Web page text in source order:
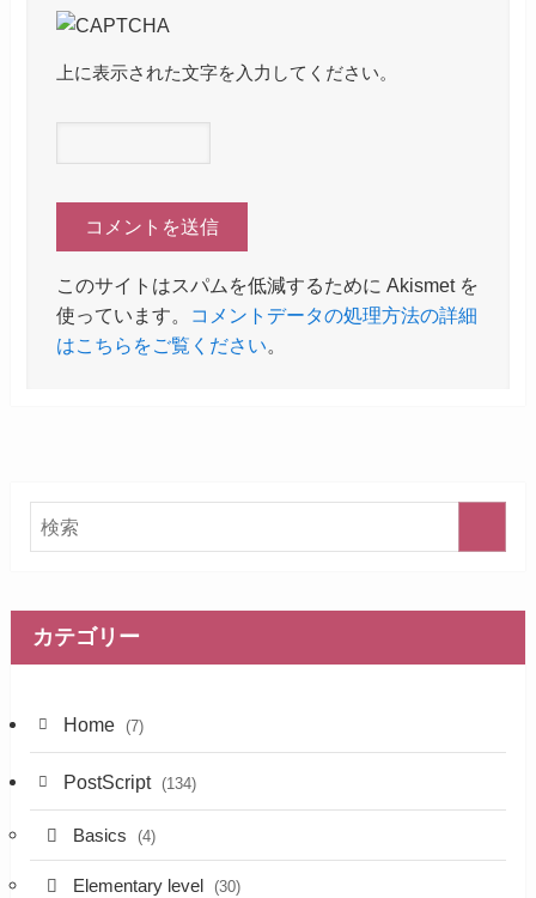
上に表示された文字を入力してください。
このサイトはスパムを低減するために Akismet を
使っています。
コメントデータの処理方法の詳細
はこちらをご覧ください。
カテゴリー
Home (7)
PostScript (134)
Basics (4)
Elementary level (30)